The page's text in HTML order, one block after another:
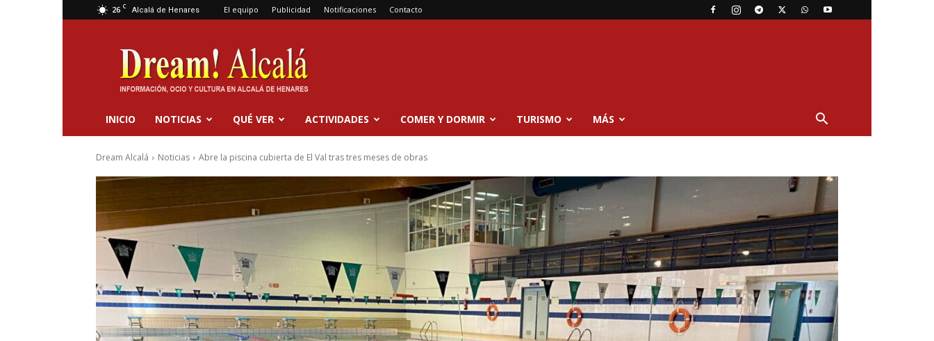
26 C Alcalá de Henares El equipo Publicidad Notificaciones Contacto
Dream
Alcalá
INICIO NOTICIAS QUÉ VER ACTIVIDADES COMER Y DORMIR TURISMO MÁS
Dream Alcalá Noticias Abre la piscina cubierta de El Val tras tres meses de obras